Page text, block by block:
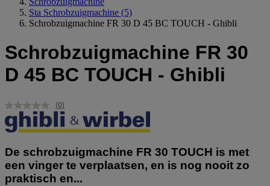
Sta Schrobzuigmachine (5)
Schrobzuigmachine FR 30 D 45 BC TOUCH - Ghibli
Schrobzuigmachine FR 30
D 45 BC TOUCH - Ghibli
Geen
scorewaarde.
Dezelfde
(0)
De schrobzuigmachine FR 30 TOUCH is met
een vinger te verplaatsen, en is nog nooit zo
praktisch en...